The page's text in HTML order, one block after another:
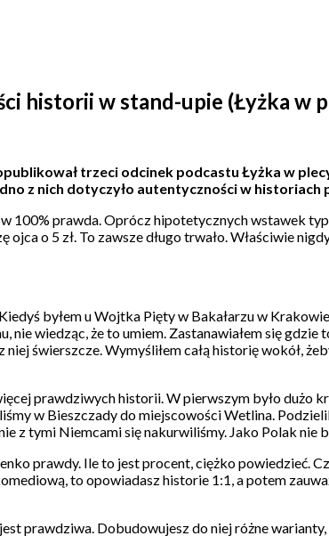
historii w stand-upie (Łyżka w
trzeci odcinek podcastu Łyżka w
z nich dotyczyło autentyczności w
100% prawda. Oprócz hipotetycznych wstawek
o 5 zł. To zawsze długo trwało. Właściwie
byłem u Wojtka Pięty w Bakałarzu w
nie wiedząc, że to umiem. Zastanawiałem się
świerszcze. Wymyśliłem całą historię wokół,
prawdziwych historii. W pierwszym było
w Bieszczady do miejscowości Wetlina.
z tymi Niemcami się nakurwiliśmy. Jako Polak nie
prawdy. Ile to jest procent, ciężko powiedzieć.
to opowiadasz historie 1:1, a potem
prawdziwa. Dobudowujesz do niej różne warianty,